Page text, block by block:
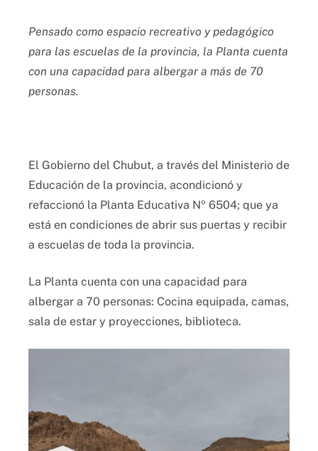
Pensado como espacio recreativo y pedagógico
para las escuelas de la provincia, la Planta cuenta
con una capacidad para albergar a más de 70
personas.
El Gobierno del Chubut, a través del Ministerio de
Educación de la provincia, acondicionó y
refaccionó la Planta Educativa Nº 6504; que ya
está en condiciones de abrir sus puertas y recibir
a escuelas de toda la provincia.
La Planta cuenta con una capacidad para
albergar a 70 personas: Cocina equipada, camas,
sala de estar y proyecciones, biblioteca.